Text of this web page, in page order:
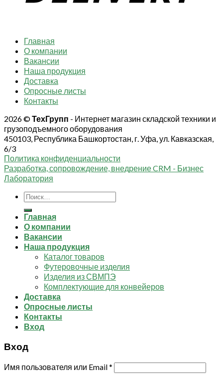
Главная
О компании
Вакансии
Наша продукция
Доставка
Опросные листы
Контакты
2026 ©ТехГрупп - Интернет магазин складской техники и
грузоподъемного оборудования
450103, Республика Башкортостан, г. Уфа, ул. Кавказская,
6/3
Политика конфиденциальности
Разработка, сопровождение, внедрение CRM - Бизнес
Лаборатория
Искать:
Главная
О компании
Вакансии
Наша продукция
Каталог товаров
Футеровочные изделия
Изделия из СВМПЭ
Комплектующие для конвейеров
Доставка
Опросные листы
Контакты
Вход
Вход
Имя пользователя или Email*